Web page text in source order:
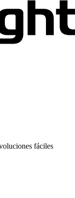
fáciles